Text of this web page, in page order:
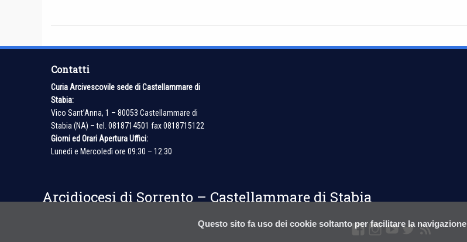
Questo sito fa uso dei cookie soltanto per facilitare la navigazione
Contatti
Curia Arcivescovile sede di Castellammare di
Stabia:
Vico Sant’Anna, 1 – 80053 Castellammare di
Stabia (NA) – tel. 0818714501 fax 0818715122
Giorni ed Orari Apertura Uffici:
Lunedì e Mercoledì ore 09:30 – 12:30
Arcidiocesi di Sorrento – Castellammare di Stabia
facebookInstagramyoutubetwitterfeed